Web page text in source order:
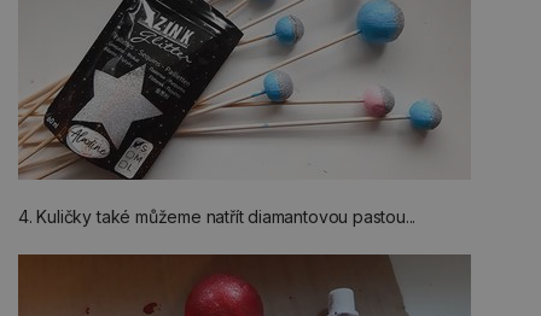
4. Kuličky také můžeme natřít diamantovou pastou...